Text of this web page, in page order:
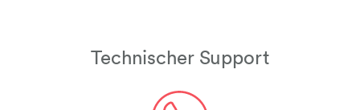
Technischer Support